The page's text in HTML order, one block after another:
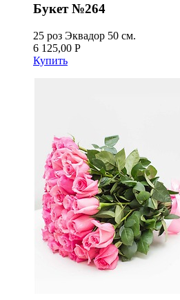
Букет №264
25 роз Эквадор 50 см.
6 125,00 Р
Купить